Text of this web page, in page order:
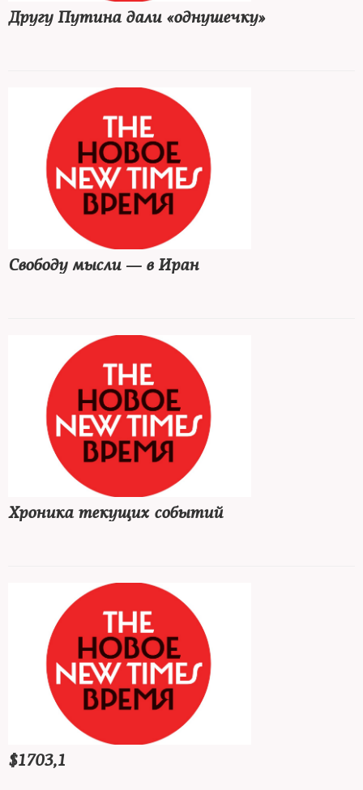
Другу Путина дали «однушечку»
Свободу мысли — в Иран
Хроника текущих событий
$1703,1